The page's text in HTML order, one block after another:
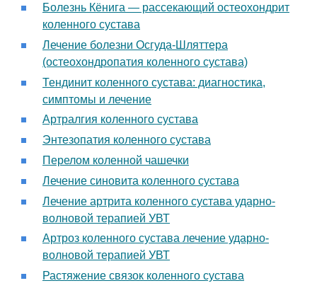
Болезнь Кёнига — рассекающий остеохондрит
коленного сустава
Лечение болезни Осгуда-Шляттера
(остеохондропатия коленного сустава)
Тендинит коленного сустава: диагностика,
симптомы и лечение
Артралгия коленного сустава
Энтезопатия коленного сустава
Перелом коленной чашечки
Лечение синовита коленного сустава
Лечение артрита коленного сустава ударно-
волновой терапией УВТ
Артроз коленного сустава лечение ударно-
волновой терапией УВТ
Растяжение связок коленного сустава